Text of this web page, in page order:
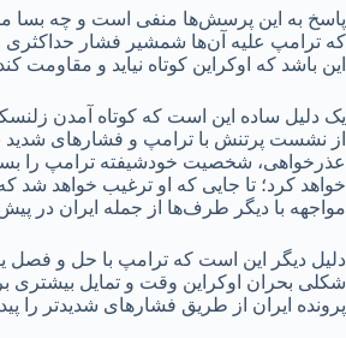
پاسخ به این پرسش‌ها منفی است و چه بسا
که ترامپ علیه آن‌ها شمشیر فشار حداکثری
این باشد که اوکراین کوتاه نیاید و مقاومت
یک دلیل ساده این است که کوتاه آمدن
از نشست پرتنش با ترامپ و فشارهای شدید
عذرخواهی، شخصیت خودشیفته ترامپ را
خواهد کرد؛ تا جایی که او ترغیب خواهد شد
مواجهه با دیگر طرف‌ها از جمله ایران در
دلیل دیگر این است که ترامپ با حل و فصل
شکلی بحران اوکراین وقت و تمایل بیشتری
پرونده ایران از طریق فشارهای شدیدتر را